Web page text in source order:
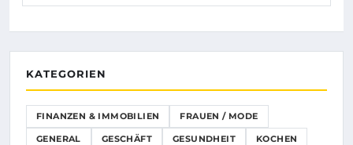
KATEGORIEN
FINANZEN & IMMOBILIEN FRAUEN / MODE
GENERAL GESCHÄFT GESUNDHEIT KOCHEN